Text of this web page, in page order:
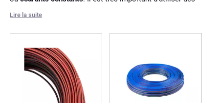
alimentations de qualité
fabricants du monde, fournissant le secteur médical et
l’industrie, où les exigences de
Nos alimentations pour LED offrent des
allant deIP20(non étanche) à
(étanche). Les bandes
LED fonctionnent en tension constante (12V et 24Vdc),
tandis que les luminaires d’éclairage, comme les dalles
Lire la suite